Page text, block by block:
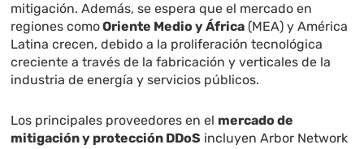
mitigación. Además, se espera que el mercado en
regiones comoOriente Medio y África (MEA) y América
Latina crecen, debido a la proliferación tecnológica
creciente a través de la fabricación y verticales de la
industria de energía y servicios públicos.
Los principales proveedores en el mercado de
mitigación y protección DDoS incluyen Arbor Network